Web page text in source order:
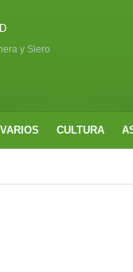
y Siero
VARIOS CULTURA